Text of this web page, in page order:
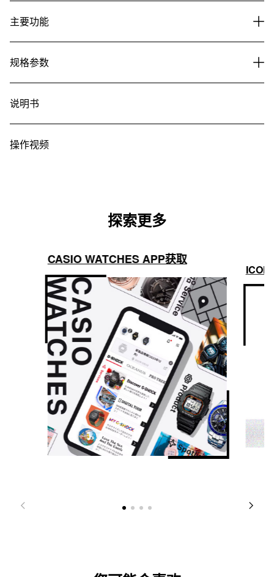
主要功能
规格参数
说明书
操作视频
探索更多
CASIO WATCHES APP获取